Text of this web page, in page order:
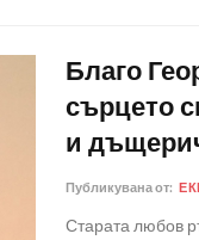
Благо
сърцето
и
Публикувана от:
Старата любов